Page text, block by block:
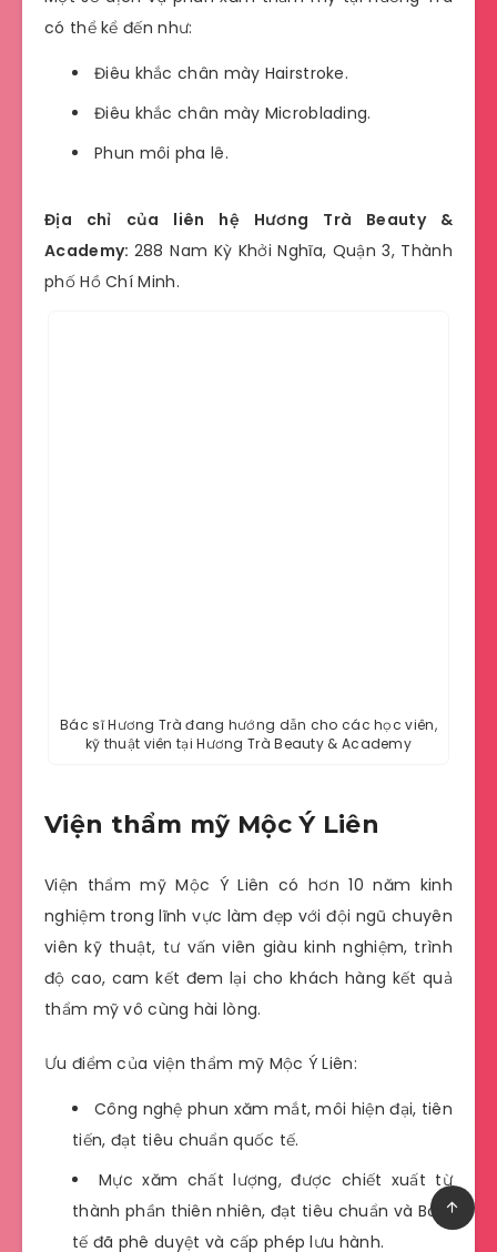
có thể kể đến như:
Điêu khắc chân mày Hairstroke.
Điêu khắc chân mày Microblading.
Phun môi pha lê.
Địa chỉ của liên hệ Hương Trà Beauty &
Academy: 288 Nam Kỳ Khởi Nghĩa, Quận 3, Thành
phố Hồ Chí Minh.
Bác sĩ Hương Trà đang hướng dẫn cho các học viên,
kỹ thuật viên tại Hương Trà Beauty & Academy
Viện thẩm mỹ Mộc Ý Liên
Viện thẩm mỹ Mộc Ý Liên có hơn 10 năm kinh
nghiệm trong lĩnh vực làm đẹp với đội ngũ chuyên
viên kỹ thuật, tư vấn viên giàu kinh nghiệm, trình
độ cao, cam kết đem lại cho khách hàng kết quả
thẩm mỹ vô cùng hài lòng.
Ưu điểm của viện thẩm mỹ Mộc Ý Liên:
Công nghệ phun xăm mắt, môi hiện đại, tiên
tiến, đạt tiêu chuẩn quốc tế.
Mực xăm chất lượng, được chiết xuất từ
thành phần thiên nhiên, đạt tiêu chuẩn và Bô Y
tế đã phê duyệt và cấp phép lưu hành.